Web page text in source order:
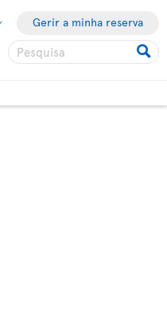
Gerir a minha reserva